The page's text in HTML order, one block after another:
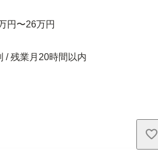
円〜26万円
/ 残業月20時間以内